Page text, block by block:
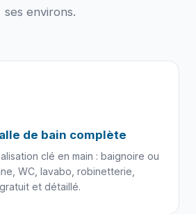
ses environs.
de bain complète
clé en main : baignoire ou
WC, lavabo, robinetterie,
et détaillé.